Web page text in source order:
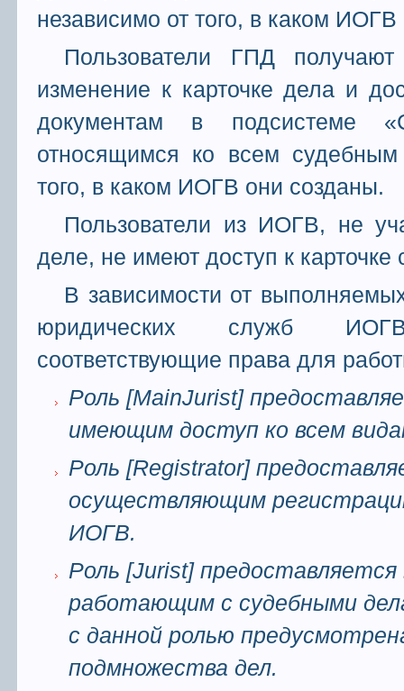
независимо от того, в каком
Пользователи ГПД
изменение к карточке дела и
документам в подсистеме
относящимся ко всем
того, в каком ИОГВ они созданы.
Пользователи из ИОГВ, не
деле, не имеют доступ к карточке
В зависимости от
юридических служб
соответствующие права для
Роль [MainJurist]
имеющим доступ ко всем
Роль [Registrator]
осуществляющим
ИОГВ.
Роль [Jurist]
работающим с судебными
с данной ролью
подмножества дел.